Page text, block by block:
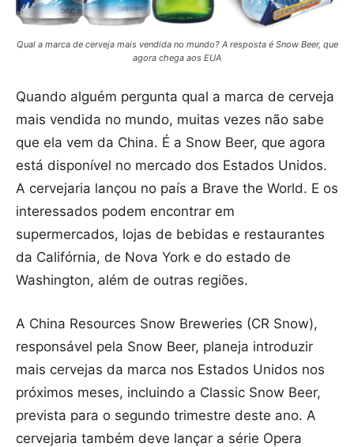
Qual a marca de cerveja mais vendida no mundo? A resposta é Snow Beer, que
agora chega aos EUA
Quando alguém pergunta qual a marca de cerveja
mais vendida no mundo, muitas vezes não sabe
que ela vem da China. É a Snow Beer, que agora
está disponível no mercado dos Estados Unidos.
A cervejaria lançou no país a Brave the World. E os
interessados podem encontrar em
supermercados, lojas de bebidas e restaurantes
da Califórnia, de Nova York e do estado de
Washington, além de outras regiões.
A China Resources Snow Breweries (CR Snow),
responsável pela Snow Beer, planeja introduzir
mais cervejas da marca nos Estados Unidos nos
próximos meses, incluindo a Classic Snow Beer,
prevista para o segundo trimestre deste ano. A
cervejaria também deve lançar a série Opera